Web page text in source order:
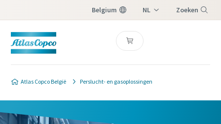
Belgium NL Zoeken
Atlas Copco België Perslucht- en gasoplossingen